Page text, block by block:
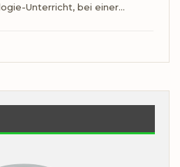
Unterricht, bei einer…